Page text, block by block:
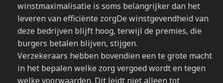
winstmaximalisatie is soms belangrijker dan het
leveren van efficiënte zorgDe winstgevendheid van
deze bedrijven blijft hoog, terwijl de premies, die
burgers betalen blijven, stijgen.
Verzekeraars hebben bovendien een te grote macht
in het bepalen welke zorg vergoed wordt en tegen
welke voorwaarden. Dit leidt niet alleen tot